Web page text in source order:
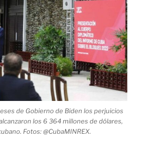
de Gobierno de Biden los perjuicios
los 6 364 millones de dólares,
Fotos: @CubaMINREX.